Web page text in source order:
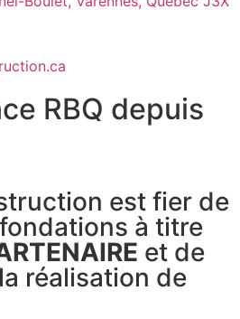
RBQ depuis
est fier de
à titre
et de
réalisation de